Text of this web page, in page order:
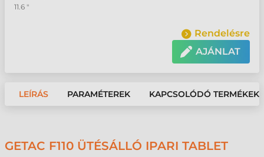
11.6 "
Rendelésre
AJÁNLAT
LEÍRÁS PARAMÉTEREK KAPCSOLÓDÓ TERMÉKEK
GETAC F110 ÜTÉSÁLLÓ IPARI TABLET